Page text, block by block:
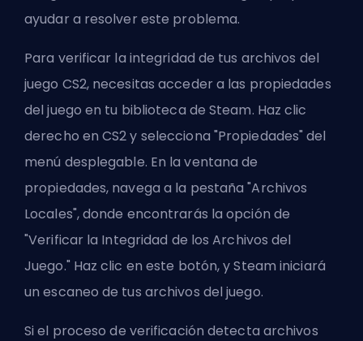
ayudar a resolver este problema.
Para verificar la integridad de tus archivos del
juego CS2, necesitas acceder a las propiedades
del juego en tu biblioteca de Steam. Haz clic
derecho en CS2 y selecciona "Propiedades" del
menú desplegable. En la ventana de
propiedades, navega a la pestaña "Archivos
Locales", donde encontrarás la opción de
"Verificar la Integridad de los Archivos del
Juego." Haz clic en este botón, y Steam iniciará
un escaneo de tus archivos del juego.
Si el proceso de verificación detecta archivos